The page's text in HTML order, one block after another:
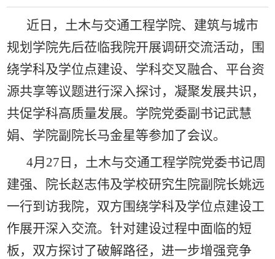
近日，土木与交通工程学院、建筑与城市
规划学院先后莅临我院开展调研交流活动，围
绕学科及学位点建设、学科交叉融合、平台资
源共享等议题进行深入探讨，凝聚发展共识，
共促学科高质量发展。学院党委副书记武慧
娟、学院副院长马金星等参加了会议。
4月27日，土木与交通工程学院党委书记周
建强、院长赵志伟及学校研究生院副院长姚远
一行到访我院，双方围绕学科及学位点建设工
作展开深入交流。针对建设过程中面临的短
板，双方探讨了破解路径，进一步增强竞争